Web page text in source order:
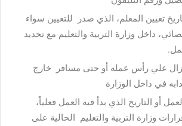
تعيين المعلم، الذي صدر للتعيين سواء
داخل وزارة التربية والتعليم مع تحديد
علي رأس عمله أو حتى مسافر خارج
في داخل الوزارة
أو التاريخ الذي بدأ فيه العمل فعلياً،
وزارة التربية والتعليم الحالية على